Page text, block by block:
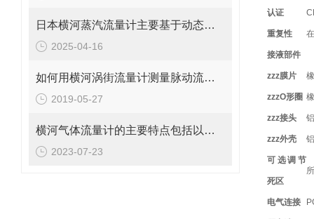
日本横河蒸汽流量计主要基于动态测量原理进行流量计算
2025-04-16
如何用横河涡街流量计测量脉动流流量呢？
2019-05-27
横河气体流量计的主要特点包括以下几个方面
2023-07-23
认证
重复性
接液部件
zzz膜片
zzzO形圈
zzz接头
zzz外壳
可选调节
死区
电气连接